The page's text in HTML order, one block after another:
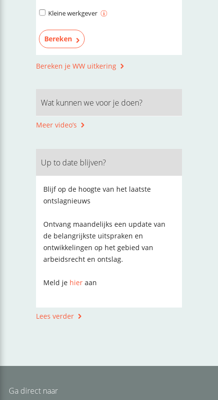
Kleine werkgever
Bereken je WW uitkering
Wat kunnen we voor je doen?
Meer video’s
Up to date blijven?
Blijf op de hoogte van het laatste
ontslagnieuws
Ontvang maandelijks een update van
de belangrijkste uitspraken en
ontwikkelingen op het gebied van
arbeidsrecht en ontslag.
Meld je hier aan
Lees verder
Ga direct naar